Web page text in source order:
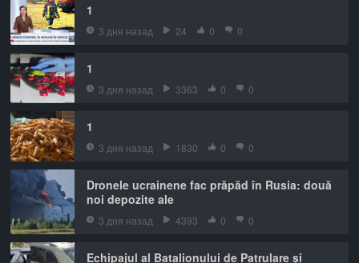
1
3 дня назад 24 0 0
1
3 дня назад 3363 0 0
1
3 дня назад 1830 0 0
Dronele ucrainene fac prăpăd în Rusia: două
noi depozite ale
3 дня назад 4393 0 0
Echipajul al Batalionului de Patrulare și